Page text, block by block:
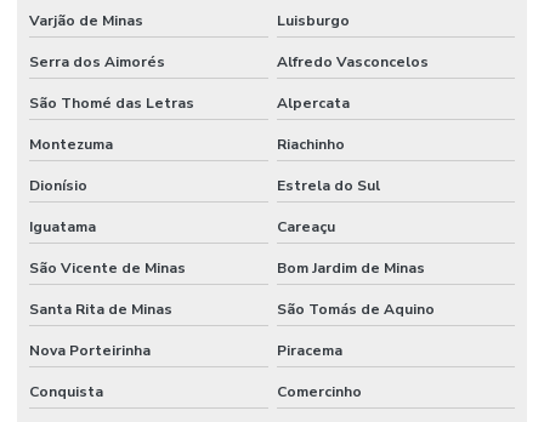
Varjão de Minas Luisburgo
Serra dos Aimorés Alfredo Vasconcelos
São Thomé das Letras Alpercata
Montezuma Riachinho
Dionísio Estrela do Sul
Iguatama Careaçu
São Vicente de Minas Bom Jardim de Minas
Santa Rita de Minas São Tomás de Aquino
Nova Porteirinha Piracema
Conquista Comercinho